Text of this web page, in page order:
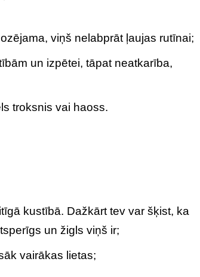
viņš nelabprāt ļaujas rutīnai;
un izpētei, tāpat neatkarība,
troksnis vai haoss.
kustībā. Dažkārt tev var šķist, ka
un žigls viņš ir;
vairākas lietas;